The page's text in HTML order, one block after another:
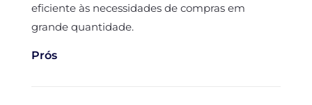
eficiente às necessidades de compras em
grande quantidade.
Prós